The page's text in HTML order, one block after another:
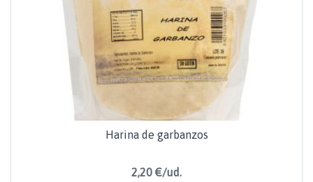
Harina de garbanzos
2,20 €/ud.